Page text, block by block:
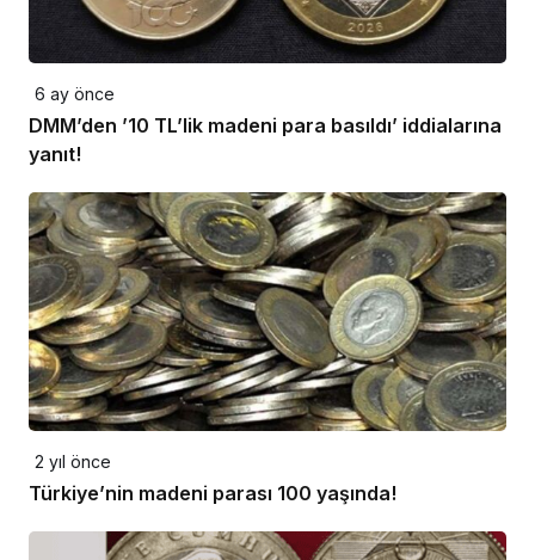
6 ay önce
DMM’den ’10 TL’lik madeni para basıldı’ iddialarına
yanıt!
2 yıl önce
Türkiye’nin madeni parası 100 yaşında!